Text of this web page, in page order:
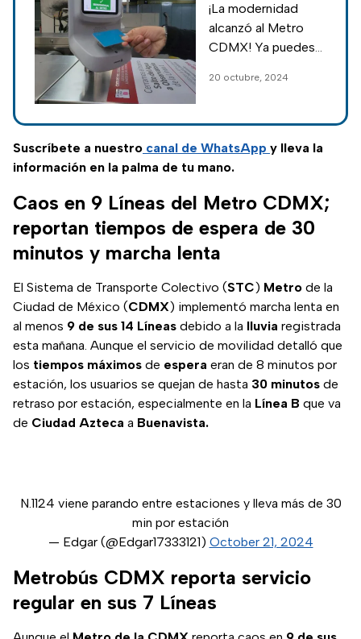
pagar con
tarjetas
¡La modernidad
alcanzó al Metro
CDMX! Ya puedes
bancarias y
pagar tu entrada en
20 estaciones del
transporte.
20 octubre, 2024
Suscríbete a nuestro canal de WhatsApp y lleva la
información en la palma de tu mano.
Caos en 9 Líneas del Metro CDMX;
reportan tiempos de espera de 30
minutos y marcha lenta
El Sistema de Transporte Colectivo (STC) Metro de la
Ciudad de México (CDMX) implementó marcha lenta en
al menos 9 de sus 14 Líneas debido a la lluvia registrada
esta mañana. Aunque el servicio de movilidad detalló que
los tiempos máximos de espera eran de 8 minutos por
estación, los usuarios se quejan de hasta 30 minutos de
retraso por estación, especialmente en la Línea B que va
de Ciudad Azteca a Buenavista.
N.1124 viene parando entre estaciones y lleva más de 30
min por estación
— Edgar (@Edgar17333121) October 21, 2024
Metrobús CDMX reporta servicio
regular en sus 7 Líneas